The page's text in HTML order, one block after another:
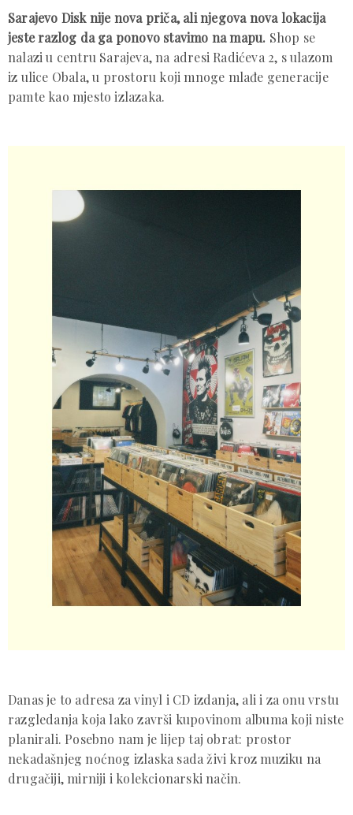
Sarajevo Disk nije nova priča, ali njegova nova lokacija
jeste razlog da ga ponovo stavimo na mapu. Shop se
nalazi u centru Sarajeva, na adresi Radićeva 2, s ulazom
iz ulice Obala, u prostoru koji mnoge mlađe generacije
pamte kao mjesto izlazaka.
Danas je to adresa za vinyl i CD izdanja, ali i za onu vrstu
razgledanja koja lako završi kupovinom albuma koji niste
planirali. Posebno nam je lijep taj obrat: prostor
nekadašnjeg noćnog izlaska sada živi kroz muziku na
drugačiji, mirniji i kolekcionarski način.